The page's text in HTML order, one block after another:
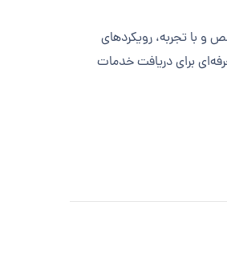
و با تجربه، رویکردهای
برای دریافت خدمات